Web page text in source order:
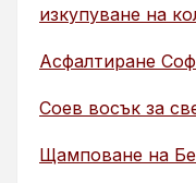
изкупуване на
Асфалтиране
Соев восък за
Щамповане на